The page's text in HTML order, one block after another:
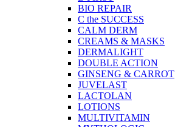
BIO REPAIR
C the SUCCESS
CALM DERM
CREAMS & MASKS
DERMALIGHT
DOUBLE ACTION
GINSENG & CARROT
JUVELAST
LACTOLAN
LOTIONS
MULTIVITAMIN